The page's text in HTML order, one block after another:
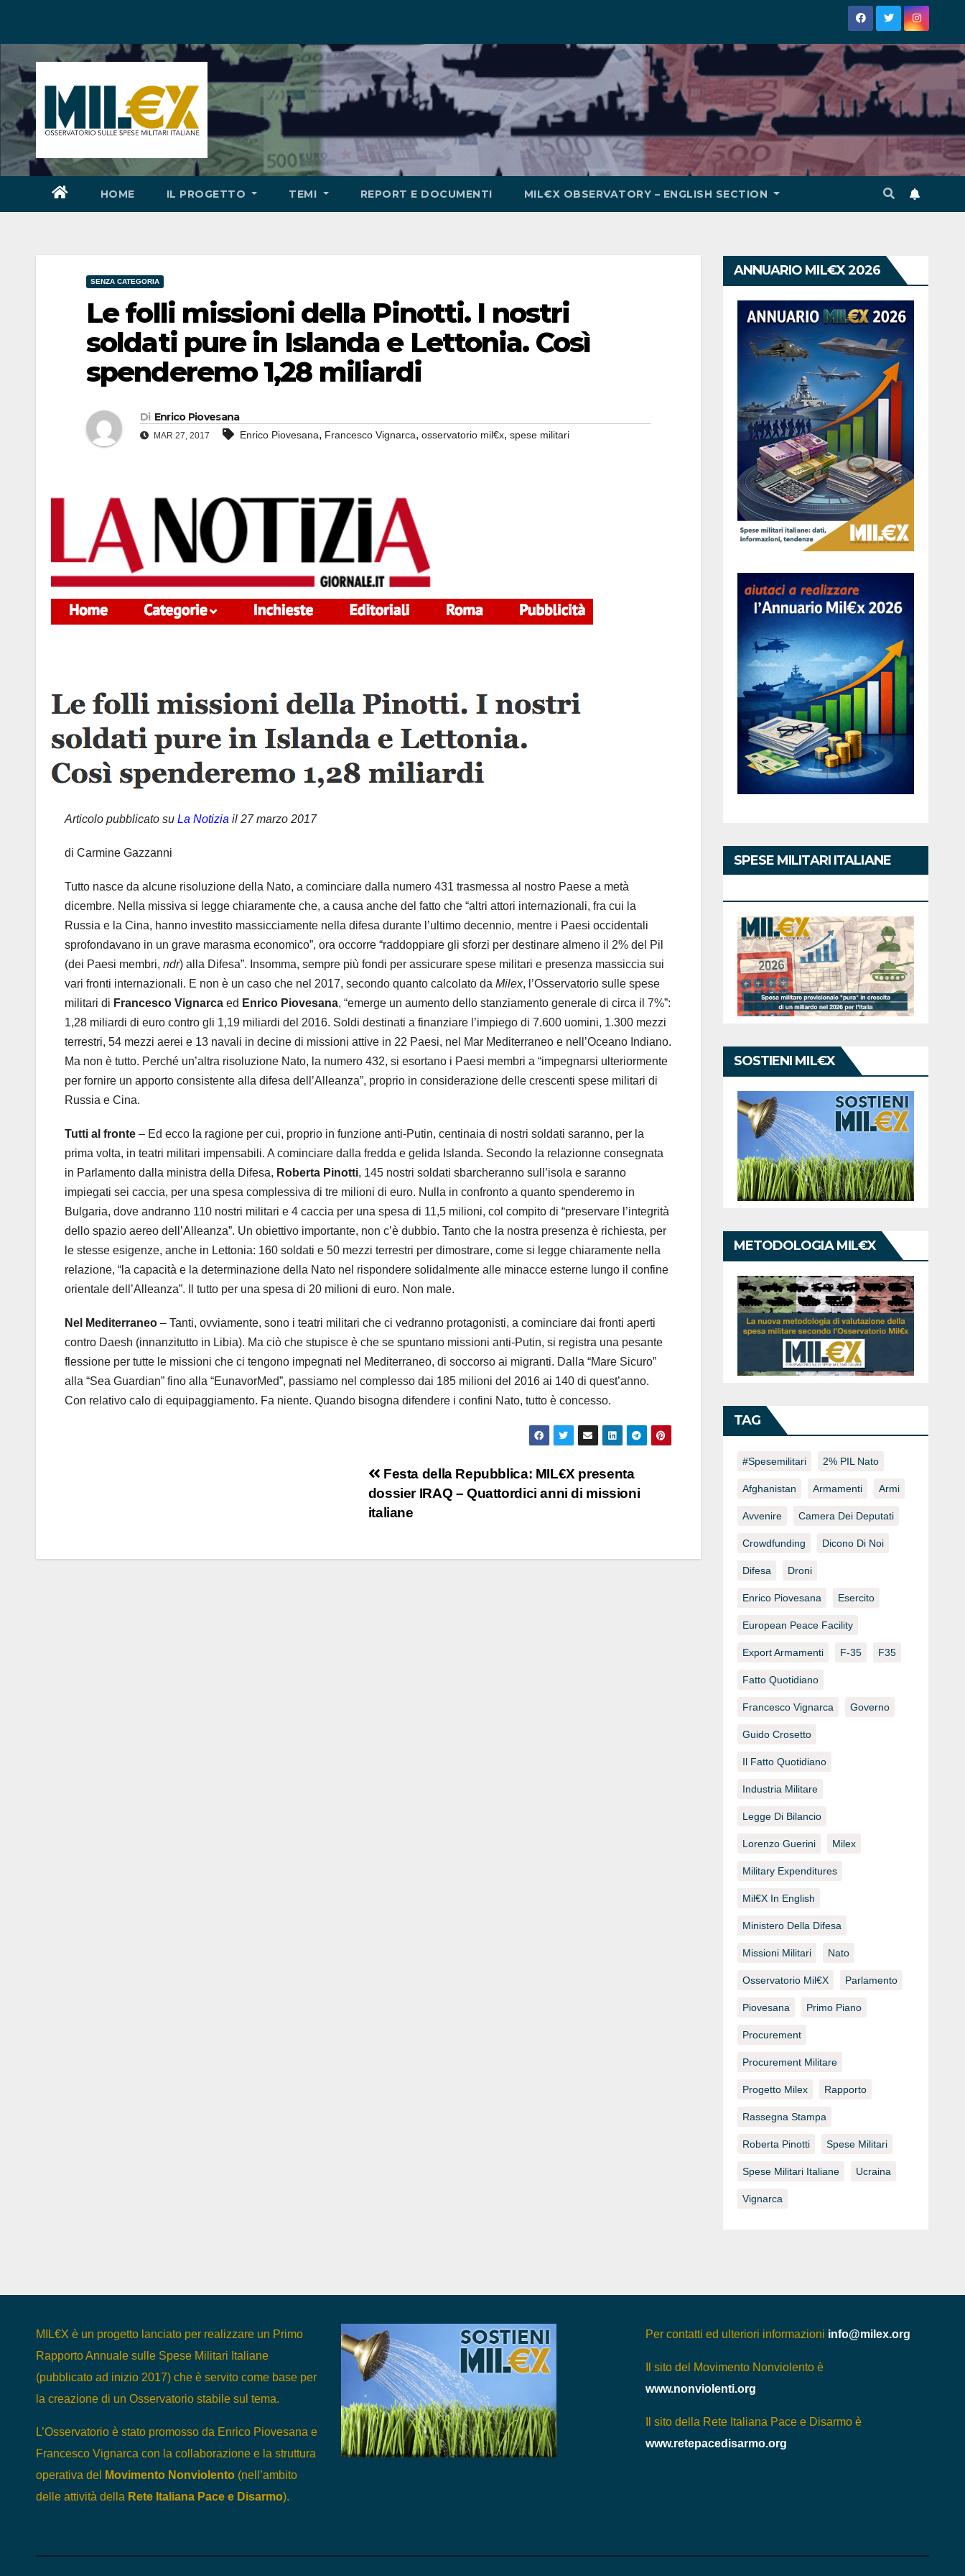
HOME IL PROGETTO TEMI REPORT E DOCUMENTI MIL€X OBSERVATORY – ENGLISH SECTION
SENZA CATEGORIA
Le folli missioni della Pinotti. I nostri
soldati pure in Islanda e Lettonia. Così
spenderemo 1,28 miliardi
Di Enrico Piovesana
MAR 27, 2017 Enrico Piovesana, Francesco Vignarca, osservatorio mil€x, spese militari
Articolo pubblicato su La Notizia il 27 marzo 2017
di Carmine Gazzanni
Tutto nasce da alcune risoluzione della Nato, a cominciare dalla numero 431 trasmessa al nostro Paese a metà
dicembre. Nella missiva si legge chiaramente che, a causa anche del fatto che “altri attori internazionali, fra cui la
Russia e la Cina, hanno investito massicciamente nella difesa durante l’ultimo decennio, mentre i Paesi occidentali
sprofondavano in un grave marasma economico”, ora occorre “raddoppiare gli sforzi per destinare almeno il 2% del Pil
(dei Paesi membri, ndr) alla Difesa”. Insomma, sempre più fondi per assicurare spese militari e presenza massiccia sui
vari fronti internazionali. E non è un caso che nel 2017, secondo quanto calcolato da Milex, l’Osservatorio sulle spese
militari di Francesco Vignarca ed Enrico Piovesana, “emerge un aumento dello stanziamento generale di circa il 7%”:
1,28 miliardi di euro contro gli 1,19 miliardi del 2016. Soldi destinati a finanziare l’impiego di 7.600 uomini, 1.300 mezzi
terrestri, 54 mezzi aerei e 13 navali in decine di missioni attive in 22 Paesi, nel Mar Mediterraneo e nell’Oceano Indiano.
Ma non è tutto. Perché un’altra risoluzione Nato, la numero 432, si esortano i Paesi membri a “impegnarsi ulteriormente
per fornire un apporto consistente alla difesa dell’Alleanza”, proprio in considerazione delle crescenti spese militari di
Russia e Cina.
Tutti al fronte – Ed ecco la ragione per cui, proprio in funzione anti-Putin, centinaia di nostri soldati saranno, per la
prima volta, in teatri militari impensabili. A cominciare dalla fredda e gelida Islanda. Secondo la relazionne consegnata
in Parlamento dalla ministra della Difesa, Roberta Pinotti, 145 nostri soldati sbarcheranno sull’isola e saranno
impiegati sei caccia, per una spesa complessiva di tre milioni di euro. Nulla in confronto a quanto spenderemo in
Bulgaria, dove andranno 110 nostri militari e 4 caccia per una spesa di 11,5 milioni, col compito di “preservare l’integrità
dello spazio aereo dell’Alleanza”. Un obiettivo importante, non c’è dubbio. Tanto che la nostra presenza è richiesta, per
le stesse esigenze, anche in Lettonia: 160 soldati e 50 mezzi terrestri per dimostrare, come si legge chiaramente nella
relazione, “la capacità e la determinazione della Nato nel rispondere solidalmente alle minacce esterne lungo il confine
orientale dell’Alleanza”. Il tutto per una spesa di 20 milioni di euro. Non male.
Nel Mediterraneo – Tanti, ovviamente, sono i teatri militari che ci vedranno protagonisti, a cominciare dai fronti aperti
contro Daesh (innanzitutto in Libia). Ma ciò che stupisce è che se spuntano missioni anti-Putin, si registra una pesante
flessione per tutte le missioni che ci tengono impegnati nel Mediterraneo, di soccorso ai migranti. Dalla “Mare Sicuro”
alla “Sea Guardian” fino alla “EunavorMed”, passiamo nel complesso dai 185 milioni del 2016 ai 140 di quest’anno.
Con relativo calo di equipaggiamento. Fa niente. Quando bisogna difendere i confini Nato, tutto è concesso.
Festa della Repubblica: MIL€X presenta
dossier IRAQ – Quattordici anni di missioni
italiane
ANNUARIO MIL€X 2026
SPESE MILITARI ITALIANE
SOSTIENI MIL€X
METODOLOGIA MIL€X
TAG
#spesemilitari 2% PIL Nato
Afghanistan Armamenti Armi
Avvenire Camera Dei Deputati
Crowdfunding Dicono Di Noi
Difesa Droni
Enrico Piovesana Esercito
European Peace Facility
Export Armamenti F-35 F35
Fatto Quotidiano
Francesco Vignarca Governo
Guido Crosetto
Il Fatto Quotidiano
Industria Militare
Legge Di Bilancio
Lorenzo Guerini Milex
Military Expenditures
Mil€x In English
Ministero Della Difesa
Missioni Militari Nato
Osservatorio Mil€x Parlamento
Piovesana Primo Piano
Procurement
Procurement Militare
Progetto Milex Rapporto
Rassegna Stampa
Roberta Pinotti Spese Militari
Spese Militari Italiane Ucraina
Vignarca
MIL€X è un progetto lanciato per realizzare un Primo
Rapporto Annuale sulle Spese Militari Italiane
(pubblicato ad inizio 2017) che è servito come base per
la creazione di un Osservatorio stabile sul tema.
L’Osservatorio è stato promosso da Enrico Piovesana e
Francesco Vignarca con la collaborazione e la struttura
operativa del
Movimento Nonviolento (nell’ambito
delle attività della Rete Italiana Pace e Disarmo).
Per contatti ed ulteriori informazioni info@milex.org
Il sito del Movimento Nonviolento è
www.nonviolenti.org
Il sito della Rete Italiana Pace e Disarmo è
www.retepacedisarmo.org